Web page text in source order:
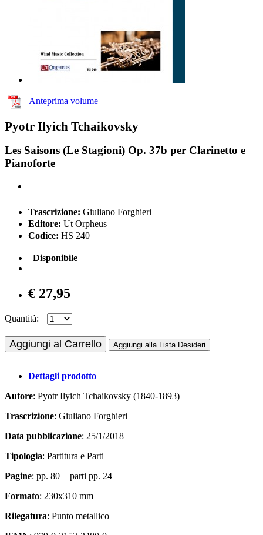
Anteprima volume
Pyotr Ilyich Tchaikovsky
Les Saisons (Le Stagioni) Op. 37b per Clarinetto e
Pianoforte
Trascrizione: Giuliano Forghieri
Editore: Ut Orpheus
Codice: HS 240
Disponibile
€ 27,95
Quantità:
Aggiungi al Carrello Aggiungi alla Lista Desideri
Dettagli prodotto
Autore: Pyotr Ilyich Tchaikovsky (1840-1893)
Trascrizione: Giuliano Forghieri
Data pubblicazione: 25/1/2018
Tipologia: Partitura e Parti
Pagine: pp. 80 + parti pp. 24
Formato: 230x310 mm
Rilegatura: Punto metallico